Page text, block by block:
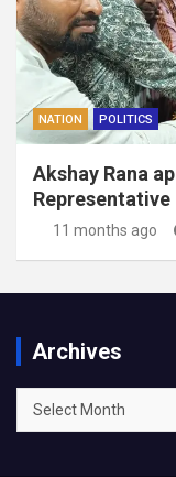
NATION POLITICS
Akshay Rana
11 months ago
Archives
Archives